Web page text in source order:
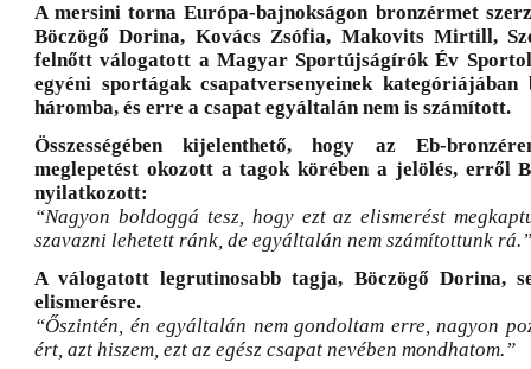
A mersini torna Európa-bajnokságon bronzérmet
Böczögő Dorina, Kovács Zsófia, Makovits Mirtill,
felnőtt válogatott a Magyar Sportújságírók Év
egyéni sportágak csapatversenyeinek
háromba, és erre a csapat egyáltalán nem is számított.
Összességében kijelenthető, hogy az Eb-
meglepetést okozott a tagok körében a jelölés, erről
nyilatkozott:
“Nagyon boldoggá tesz, hogy ezt az elismerést
szavazni lehetett ránk, de egyáltalán nem számítottunk rá.”
A válogatott legrutinosabb tagja, Böczögő Dorina,
elismerésre.
“Őszintén, én egyáltalán nem gondoltam erre, nagyon
ért, azt hiszem, ezt az egész csapat nevében mondhatom.”